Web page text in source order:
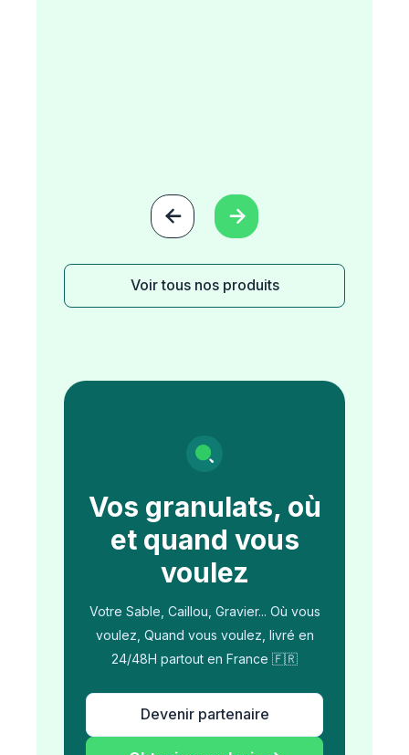
 
Voir tous nos produits
Vos granulats, où
et quand vous
voulez
Votre Sable, Caillou, Gravier... Où vous
voulez, Quand vous voulez, livré en
24/48H partout en France 🇫🇷
Devenir partenaire